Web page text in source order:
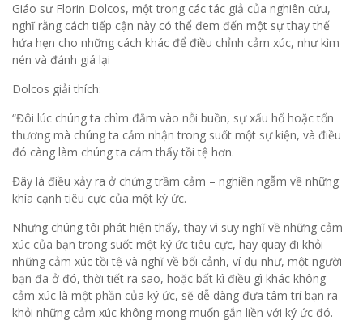
Giáo sư Florin Dolcos, một trong các tác giả của nghiên cứu,
nghĩ rằng cách tiếp cận này có thể đem đến một sự thay thế
hứa hẹn cho những cách khác để điều chỉnh cảm xúc, như kìm
nén và đánh giá lại
Dolcos giải thích:
“Đôi lúc chúng ta chìm đắm vào nỗi buồn, sự xấu hổ hoặc tổn
thương mà chúng ta cảm nhận trong suốt một sự kiện, và điều
đó càng làm chúng ta cảm thấy tồi tệ hơn.
Đây là điều xảy ra ở chứng trầm cảm – nghiền ngẫm về những
khía cạnh tiêu cực của một ký ức.
Nhưng chúng tôi phát hiện thấy, thay vì suy nghĩ về những cảm
xúc của bạn trong suốt một ký ức tiêu cực, hãy quay đi khỏi
những cảm xúc tồi tệ và nghĩ về bối cảnh, ví dụ như, một người
bạn đã ở đó, thời tiết ra sao, hoặc bất kì điều gì khác không-
cảm xúc là một phần của ký ức, sẽ dễ dàng đưa tâm trí bạn ra
khỏi những cảm xúc không mong muốn gắn liền với ký ức đó.